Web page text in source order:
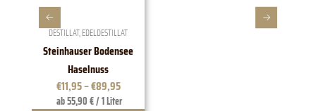
DESTILLAT,EDELDESTILLAT
Steinhauser Bodensee
Haselnuss
€11,95–€89,95
ab 55,90 € / 1 Liter